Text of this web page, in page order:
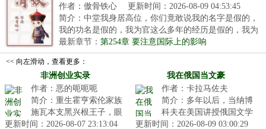
作者：傲骨铁心
更新时间：2026-08-09 04:53:45
简介：中堂我身居高位，你们竟敢说我的名字是假的，
我的功名是假的，我为官这么多年的经历是假的，我为
大...
最新章节： 第254章 要注意国际上的影响
<< 向左滑动，查看更多：
非洲创业实录
作者：恶的呃呃呃
简介：重生霍亨索伦家族
施瓦本支黑兴根王子，眼
看欧陆风云，大战将起，
更新时间：2026-08-07 23:13:04
我在俄国当文豪
作者：卡拉马佐夫
简介：多年以后，当纳博
科夫在美国讲授俄国文学
的时候。他是如此这般操
更新时间：2026-08-09 03:00:29